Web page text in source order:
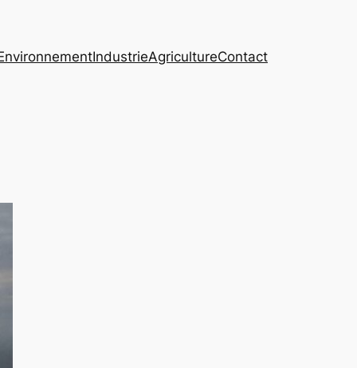
IndustrieAgricultureContact